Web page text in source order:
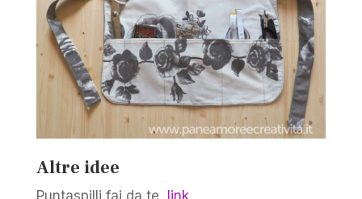
Altre idee
Puntaspilli fai da te, link